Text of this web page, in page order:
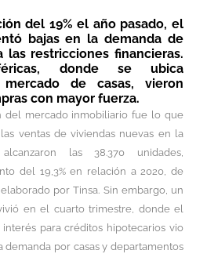
del 19% el año pasado, el
bajas en la demanda de
las restricciones financieras.
donde se ubica
de casas, vieron
con mayor fuerza.
del mercado inmobiliario fue lo que
ventas de viviendas nuevas en la
las 38.370 unidades,
del 19,3% en relación a 2020, de
por Tinsa. Sin embargo, un
en el cuarto trimestre, donde el
para créditos hipotecarios vio
por casas y departamentos